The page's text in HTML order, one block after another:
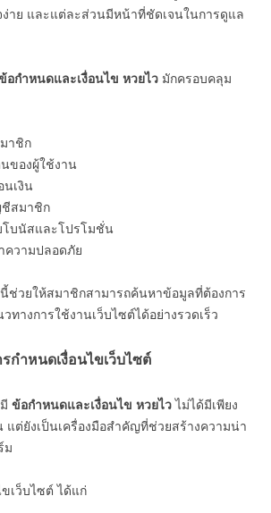
ง่าย และแต่ละส่วนมีหน้าที่ชัดเจนในการดูแล
อกำหนดและเงื่อนไข หวยไว มักครอบคลุม
าชิก
ของผู้ใช้งาน
นเงิน
สมาชิก
โบนัสและโปรโมชั่น
ความปลอดภัย
ช่วยให้สมาชิกสามารถค้นหาข้อมูลที่ต้องการ
ทางการใช้งานเว็บไซต์ได้อย่างรวดเร็ว
กำหนดเงื่อนไขเว็บไซต์
ข้อกำหนดและเงื่อนไข หวยไวไม่ได้มีเพียง
แต่ยังเป็นเครื่องมือสำคัญที่ช่วยสร้างความน่า
ม
เว็บไซต์ ได้แก่